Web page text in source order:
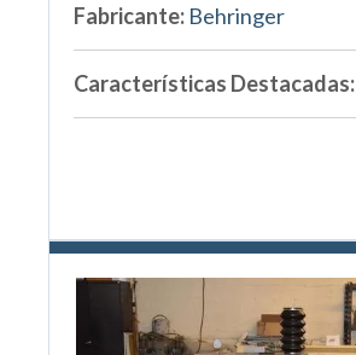
Fabricante: Behringer
Características Destacadas: